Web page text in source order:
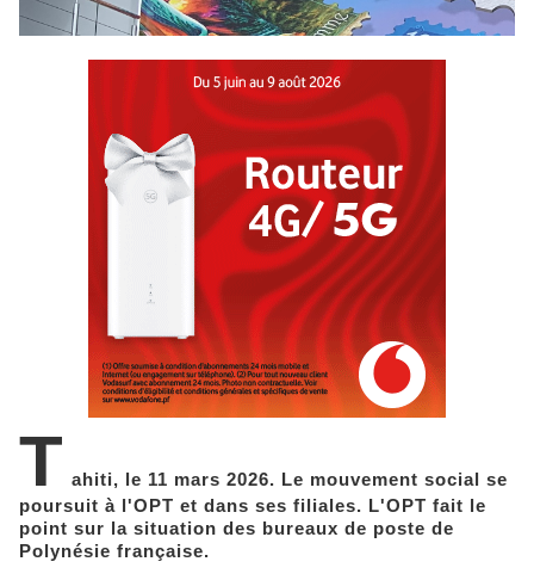
T ahiti, le 11 mars 2026. Le mouvement social se
poursuit à l'OPT et dans ses filiales. L'OPT fait le
point sur la situation des bureaux de poste de
Polynésie française.